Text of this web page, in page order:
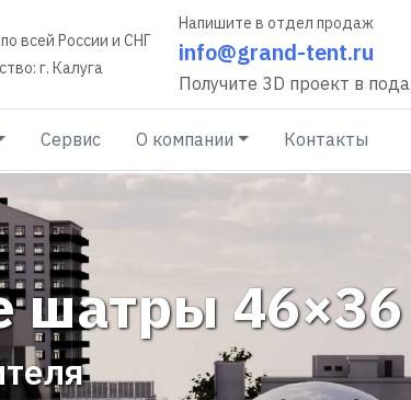
всей России и СНГ
г. Калуга
Напишите в отдел продаж
info@grand-tent.ru
Получите 3D проект в
Сервис О компании Контакты